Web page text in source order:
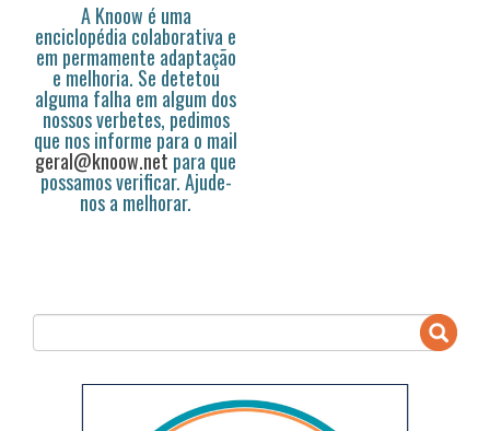
A Knoow é uma
enciclopédia colaborativa e
em permamente adaptação
e melhoria. Se detetou
alguma falha em algum dos
nossos verbetes, pedimos
que nos informe para o mail
geral@knoow.net para que
possamos verificar. Ajude-
nos a melhorar.